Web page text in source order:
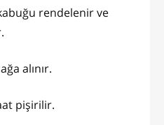
rendelenir ve
alınır.
pişirilir.